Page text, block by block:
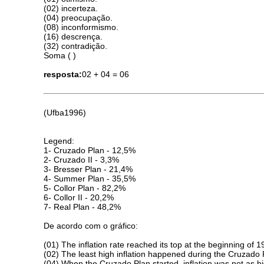
(02) incerteza.
(04) preocupação.
(08) inconformismo.
(16) descrença.
(32) contradição.
Soma ( )
resposta:02 + 04 = 06
(Ufba1996)
Legend:
1- Cruzado Plan - 12,5%
2- Cruzado II - 3,3%
3- Bresser Plan - 21,4%
4- Summer Plan - 35,5%
5- Collor Plan - 82,2%
6- Collor II - 20,2%
7- Real Plan - 48,2%
De acordo com o gráfico:
(01) The inflation rate reached its top at the beginning of
(02) The least high inflation happened during the Cruzado